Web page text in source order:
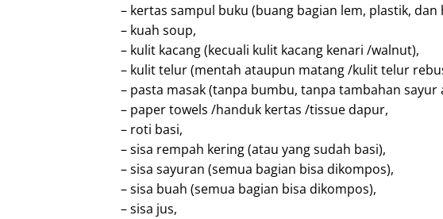
– kertas sampul buku (buang bagian lem, plastik, dan
– kuah soup,
– kulit kacang (kecuali kulit kacang kenari /walnut),
– kulit telur (mentah ataupun matang /kulit telur
– pasta masak (tanpa bumbu, tanpa tambahan sayur
– paper towels /handuk kertas /tissue dapur,
– roti basi,
– sisa rempah kering (atau yang sudah basi),
– sisa sayuran (semua bagian bisa dikompos),
– sisa buah (semua bagian bisa dikompos),
– sisa jus,